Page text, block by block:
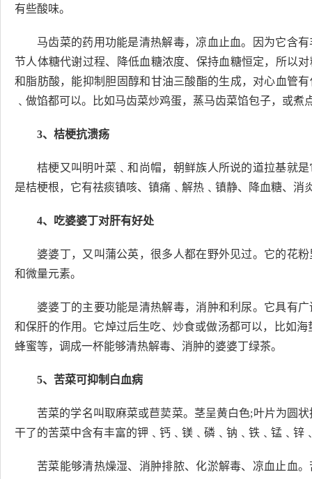
有些酸味。
马齿菜的药用功能是清热解毒，凉血止血。因为它含
节人体糖代谢过程、降低血糖浓度、保持血糖恒定，所以
和脂肪酸，能抑制胆固醇和甘油三酸酯的生成，对心血管
﹑做馅都可以。比如马齿菜炒鸡蛋，蒸马齿菜馅包子，或煮
3、桔梗抗溃疡
桔梗又叫明叶菜﹑和尚帽，朝鲜族人所说的道拉基就
是桔梗根，它有祛痰镇咳、镇痛﹑解热﹑镇静、降血糖、消
4、吃婆婆丁对肝有好处
婆婆丁，又叫蒲公英，很多人都在野外见过。它的花
和微量元素。
婆婆丁的主要功能是清热解毒，消肿和利尿。它具有
和保肝的作用。它焯过后生吃、炒食或做汤都可以，比如
蜂蜜等，调成一杯能够清热解毒、消肿的婆婆丁绿茶。
5、苦菜可抑制白血病
苦菜的学名叫取麻菜或苣荬菜。茎呈黄白色;叶片为圆
干了的苦菜中含有丰富的钾﹑钙﹑镁﹑磷﹑钠﹑铁﹑锰﹑锌
苦菜能够清热燥湿、消肿排脓、化淤解毒、凉血止血